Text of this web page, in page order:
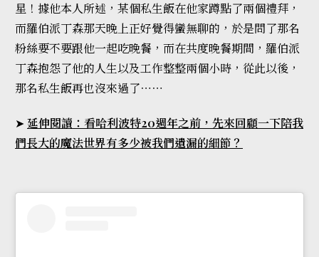
星！據他本人所述，某個私生飯在他家蹲點了兩個禮拜，
而羅伯派丁森那天晚上正好覺得蠻無聊的，於是問了那名
粉絲要不要跟他一起吃晚餐，而在共度晚餐期間，羅伯派
丁森抱怨了他的人生以及工作整整兩個小時，從此以後，
那名私生飯再也沒來過了⋯⋯
➤延伸閱讀：看哈利波特20週年之前，先來回顧一下陪我
們長大的魔法世界有多少被我們遺漏的細節？